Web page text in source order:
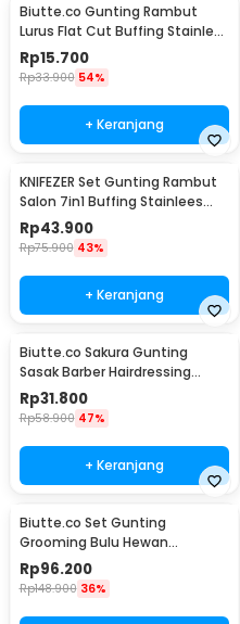
Biutte.co Gunting Rambut
Lurus Flat Cut Buffing Stainless
Steel 4Cr13 - BHT002
Rp15.700
Rp33.900 54%
+ Keranjang
KNIFEZER Set Gunting Rambut
Salon 7in1 Buffing Stainlees
Steel 4Cr13 - BHT002
Rp43.900
Rp75.900 43%
+ Keranjang
Biutte.co Sakura Gunting
Sasak Barber Hairdressing
Scissors 6 Inch - JFY-60
Rp31.800
Rp58.900 47%
+ Keranjang
Biutte.co Set Gunting
Grooming Bulu Hewan
Peliharaan 4in1 - 62HRC
Rp96.200
Rp148.900 36%